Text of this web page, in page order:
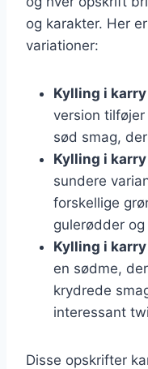
og karakter. Her
variationer:
Kylling i
version
sød smag,
Kylling i
sundere
forskellige
gulerødder
Kylling i
en sødme,
krydrede
interessant
Disse opskrifter